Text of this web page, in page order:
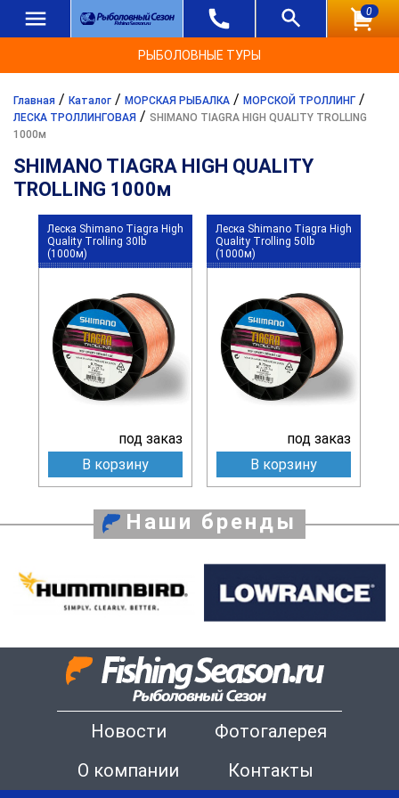
0
РЫБОЛОВНЫЕ ТУРЫ
Главная / Каталог / МОРСКАЯ РЫБАЛКА / МОРСКОЙ ТРОЛЛИНГ /
ЛЕСКА ТРОЛЛИНГОВАЯ / SHIMANO TIAGRA HIGH QUALITY TROLLING
1000м
SHIMANO TIAGRA HIGH QUALITY
TROLLING 1000м
Леска Shimano Tiagra High
Quality Trolling 30lb
(1000м)
под заказ
В корзину
Леска Shimano Tiagra High
Quality Trolling 50lb
(1000м)
под заказ
В корзину
Наши бренды
Новости
Фотогалерея
О компании
Контакты